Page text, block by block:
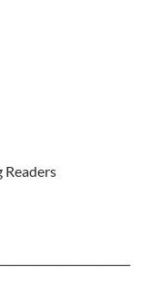
Readers